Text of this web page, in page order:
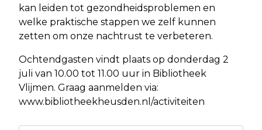
kan leiden tot gezondheidsproblemen en
welke praktische stappen we zelf kunnen
zetten om onze nachtrust te verbeteren.
Ochtendgasten vindt plaats op donderdag 2
juli van 10.00 tot 11.00 uur in Bibliotheek
Vlijmen. Graag aanmelden via:
www.bibliotheekheusden.nl/activiteiten